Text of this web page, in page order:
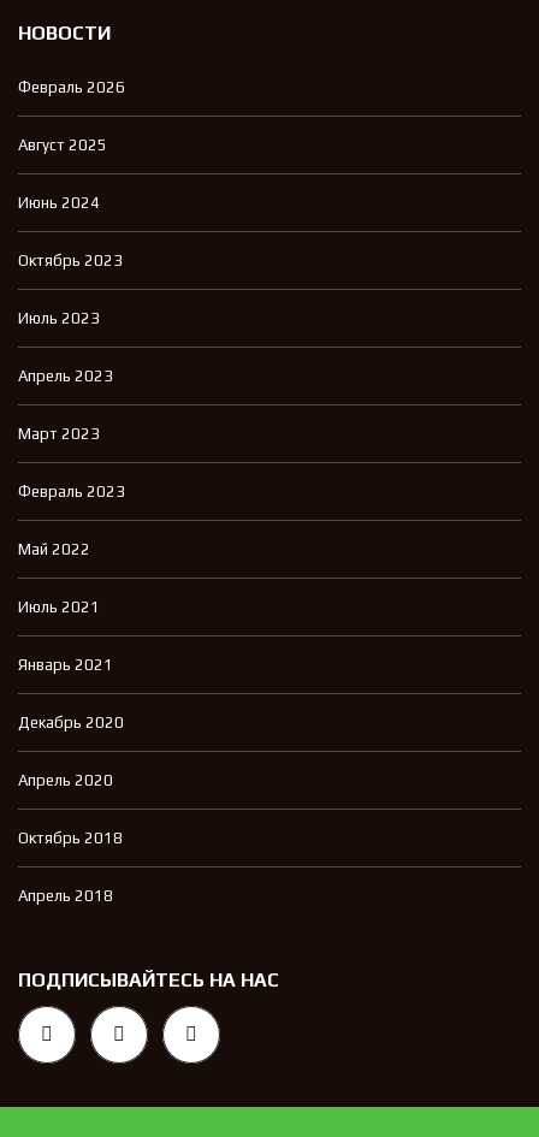
НОВОСТИ
Февраль 2026
Август 2025
Июнь 2024
Октябрь 2023
Июль 2023
Апрель 2023
Март 2023
Февраль 2023
Май 2022
Июль 2021
Январь 2021
Декабрь 2020
Апрель 2020
Октябрь 2018
Апрель 2018
ПОДПИСЫВАЙТЕСЬ НА НАС